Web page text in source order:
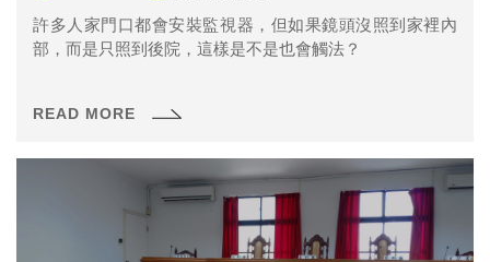
許多人家門口都會安裝監視器，但如果鏡頭沒照到家裡內
部，而是只照到後院，這樣是不是也會觸法？
READ MORE